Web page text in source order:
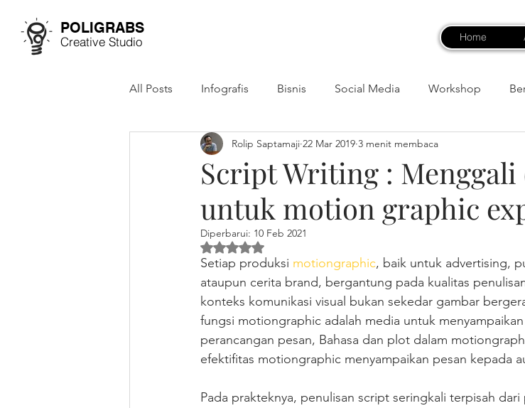
Home
POLIGRABS
Creative Studio
All Posts Infografis Bisnis Social Media Workshop
Studi Kasus Annual Report
Script Writing :
untuk motion graphic
Rolip Saptamaji 22 Mar 2019 3 menit membaca
Diperbarui: 10 Feb 2021
Dinilai NaN dari 5 bintang.
Setiap produksi motiongraphic, baik untuk advertising,
ataupun cerita brand, bergantung pada kualitas
konteks komunikasi visual bukan sekedar gambar
fungsi motiongraphic adalah media untuk
perancangan pesan, Bahasa dan plot dalam
efektifitas motiongraphic menyampaikan pesan kepada
Pada prakteknya, penulisan script seringkali terpisah